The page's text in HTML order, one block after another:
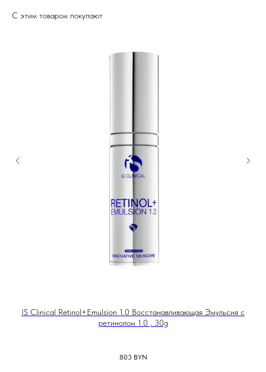
С этим товаром покупают
IS Clinical Retinol+Emulsion 1.0 Восстанавливающая Эмульсия с
ретинолом 1.0 , 30g
803 BYN